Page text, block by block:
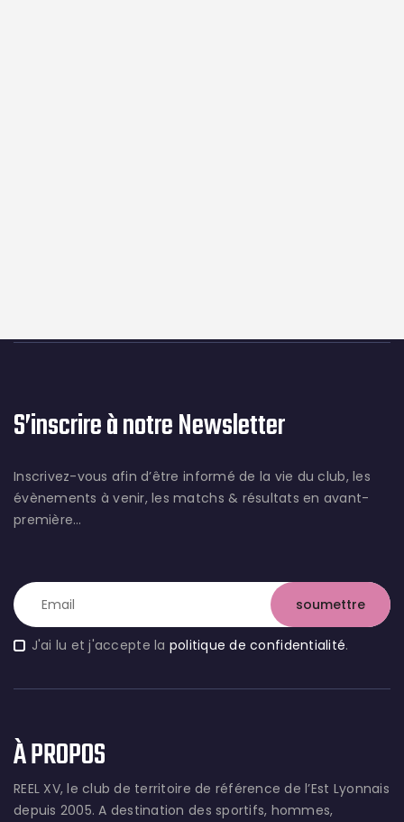
S’inscrire à notre Newsletter
Inscrivez-vous afin d’être informé de la vie du club, les
évènements à venir, les matchs & résultats en avant-
première…
J'ai lu et j'accepte la politique de confidentialité.
À PROPOS
REEL XV, le club de territoire de référence de l’Est Lyonnais
depuis 2005. A destination des sportifs, hommes,